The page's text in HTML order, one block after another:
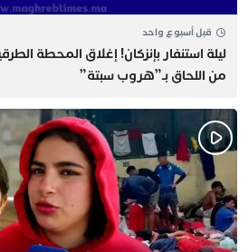
قبل أسبوع واحد
​ليلة استنفار بإنزكان! إغلاق المحطة
من اللحاق بـ”هروب سبتة”